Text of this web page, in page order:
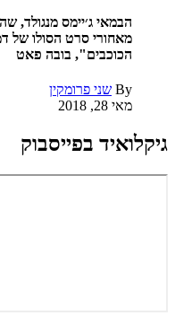
הבמאי ג׳יימס מנגולד,
מאחורי סרט הסולו של
הכוכבים", בובה פאט
By שני פרומקין
מאי 28, 2018
גיקלואיד בפייסבוק